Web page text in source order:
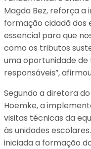
Magda Bez, reforça
formação cidadã dos
essencial para que
como os tributos
uma oportunidade
responsáveis”,
Segundo a diretora
Hoemke, a
visitas técnicas da
às unidades
iniciada a formação